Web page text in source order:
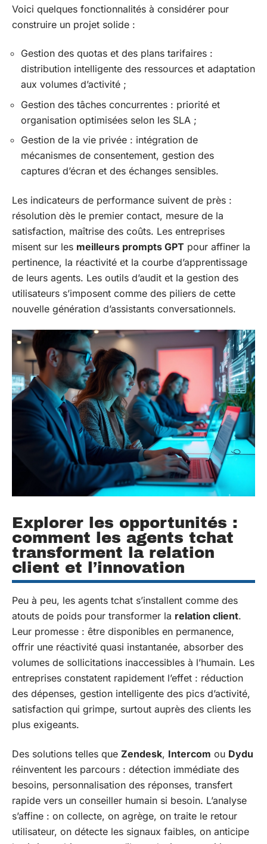
Voici quelques fonctionnalités à considérer pour
construire un projet solide :
Gestion des quotas et des plans tarifaires :
distribution intelligente des ressources et adaptation
aux volumes d’activité ;
Gestion des tâches concurrentes : priorité et
organisation optimisées selon les SLA ;
Gestion de la vie privée : intégration de
mécanismes de consentement, gestion des
captures d’écran et des échanges sensibles.
Les indicateurs de performance suivent de près :
résolution dès le premier contact, mesure de la
satisfaction, maîtrise des coûts. Les entreprises
misent sur les meilleurs prompts GPT pour affiner la
pertinence, la réactivité et la courbe d’apprentissage
de leurs agents. Les outils d’audit et la gestion des
utilisateurs s’imposent comme des piliers de cette
nouvelle génération d’assistants conversationnels.
Explorer les opportunités :
comment les agents tchat
transforment la relation
client et l’innovation
Peu à peu, les agents tchat s’installent comme des
atouts de poids pour transformer la relation client.
Leur promesse : être disponibles en permanence,
offrir une réactivité quasi instantanée, absorber des
volumes de sollicitations inaccessibles à l’humain. Les
entreprises constatent rapidement l’effet : réduction
des dépenses, gestion intelligente des pics d’activité,
satisfaction qui grimpe, surtout auprès des clients les
plus exigeants.
Des solutions telles que Zendesk, Intercom ou Dydu
réinventent les parcours : détection immédiate des
besoins, personnalisation des réponses, transfert
rapide vers un conseiller humain si besoin. L’analyse
s’affine : on collecte, on agrège, on traite le retour
utilisateur, on détecte les signaux faibles, on anticipe